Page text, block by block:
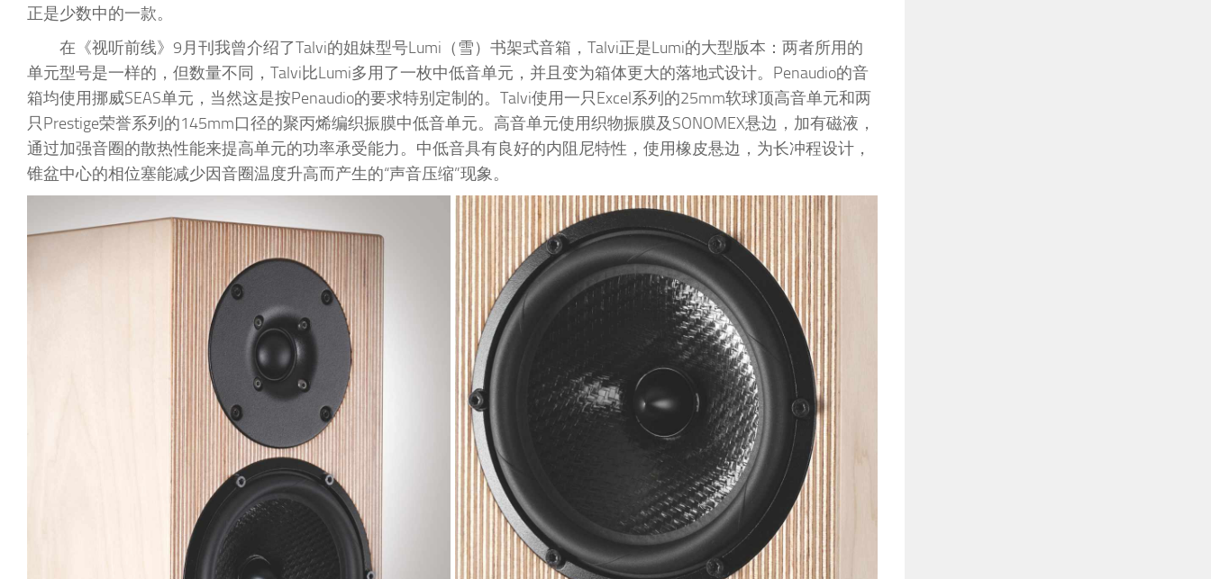
正是少数中的一款。
在《视听前线》9月刊我曾介绍了Talvi的姐妹型号Lumi（雪）书架式音箱，Talvi正是Lumi的大型版本：两者所用的
单元型号是一样的，但数量不同，Talvi比Lumi多用了一枚中低音单元，并且变为箱体更大的落地式设计。Penaudio的音
箱均使用挪威SEAS单元，当然这是按Penaudio的要求特别定制的。Talvi使用一只Excel系列的25mm软球顶高音单元和两
只Prestige荣誉系列的145mm口径的聚丙烯编织振膜中低音单元。高音单元使用织物振膜及SONOMEX悬边，加有磁液，
通过加强音圈的散热性能来提高单元的功率承受能力。中低音具有良好的内阻尼特性，使用橡皮悬边，为长冲程设计，
锥盆中心的相位塞能减少因音圈温度升高而产生的“声音压缩”现象。